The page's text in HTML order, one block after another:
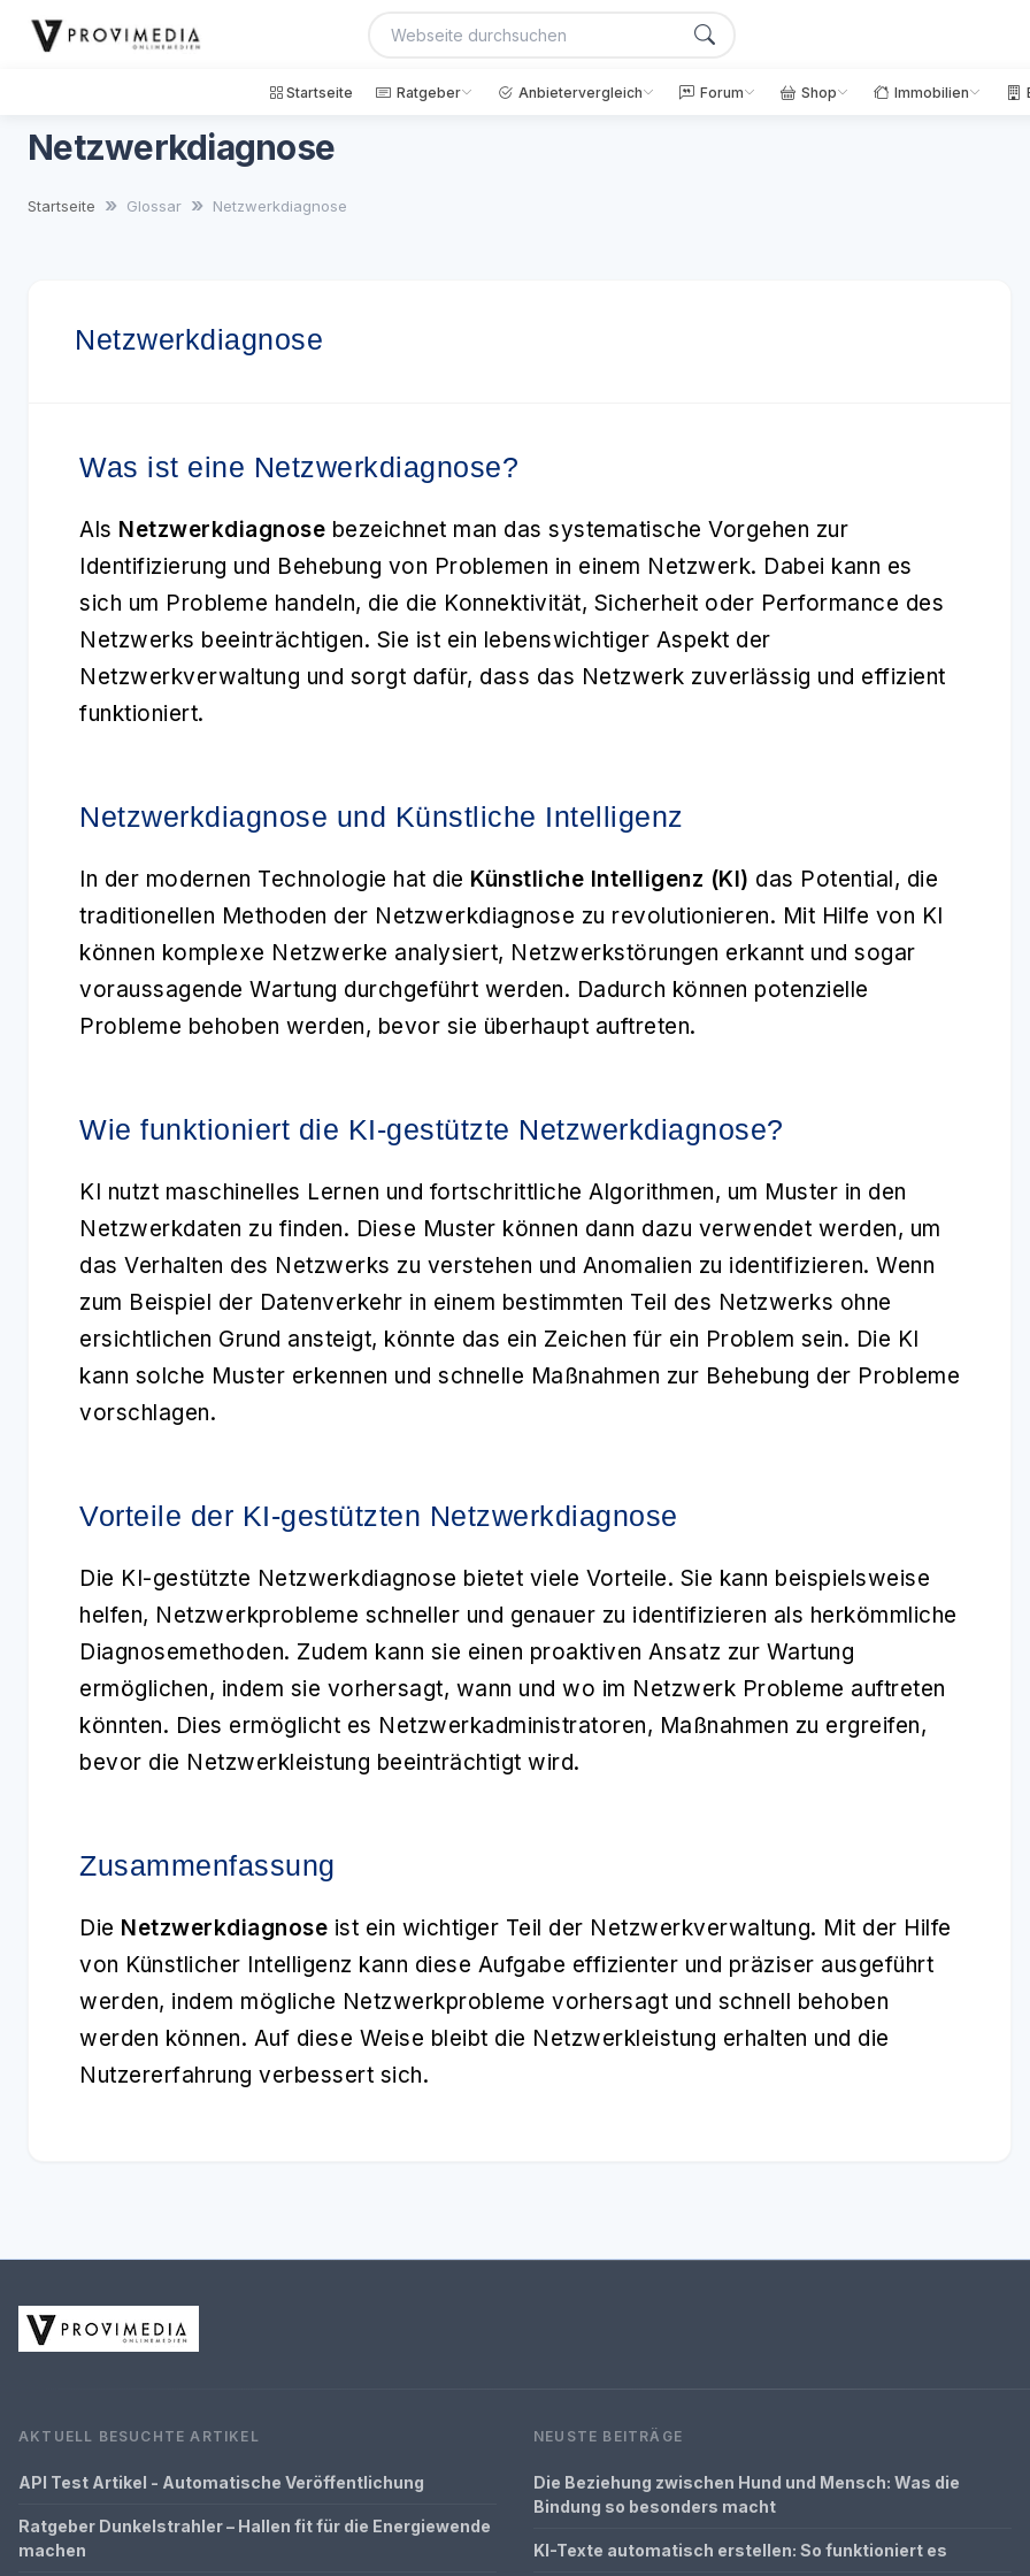
Startseite Ratgeber Anbietervergleich Forum Shop Immobilien
Netzwerkdiagnose
Startseite Glossar Netzwerkdiagnose
Netzwerkdiagnose
Was ist eine Netzwerkdiagnose?
Als Netzwerkdiagnose bezeichnet man das systematische Vorgehen zur
Identifizierung und Behebung von Problemen in einem Netzwerk. Dabei kann es
sich um Probleme handeln, die die Konnektivität, Sicherheit oder Performance des
Netzwerks beeinträchtigen. Sie ist ein lebenswichtiger Aspekt der
Netzwerkverwaltung und sorgt dafür, dass das Netzwerk zuverlässig und effizient
funktioniert.
Netzwerkdiagnose und Künstliche Intelligenz
In der modernen Technologie hat die Künstliche Intelligenz (KI) das Potential, die
traditionellen Methoden der Netzwerkdiagnose zu revolutionieren. Mit Hilfe von KI
können komplexe Netzwerke analysiert, Netzwerkstörungen erkannt und sogar
voraussagende Wartung durchgeführt werden. Dadurch können potenzielle
Probleme behoben werden, bevor sie überhaupt auftreten.
Wie funktioniert die KI-gestützte Netzwerkdiagnose?
KI nutzt maschinelles Lernen und fortschrittliche Algorithmen, um Muster in den
Netzwerkdaten zu finden. Diese Muster können dann dazu verwendet werden, um
das Verhalten des Netzwerks zu verstehen und Anomalien zu identifizieren. Wenn
zum Beispiel der Datenverkehr in einem bestimmten Teil des Netzwerks ohne
ersichtlichen Grund ansteigt, könnte das ein Zeichen für ein Problem sein. Die KI
kann solche Muster erkennen und schnelle Maßnahmen zur Behebung der Probleme
vorschlagen.
Vorteile der KI-gestützten Netzwerkdiagnose
Die KI-gestützte Netzwerkdiagnose bietet viele Vorteile. Sie kann beispielsweise
helfen, Netzwerkprobleme schneller und genauer zu identifizieren als herkömmliche
Diagnosemethoden. Zudem kann sie einen proaktiven Ansatz zur Wartung
ermöglichen, indem sie vorhersagt, wann und wo im Netzwerk Probleme auftreten
könnten. Dies ermöglicht es Netzwerkadministratoren, Maßnahmen zu ergreifen,
bevor die Netzwerkleistung beeinträchtigt wird.
Zusammenfassung
Die Netzwerkdiagnose ist ein wichtiger Teil der Netzwerkverwaltung. Mit der Hilfe
von Künstlicher Intelligenz kann diese Aufgabe effizienter und präziser ausgeführt
werden, indem mögliche Netzwerkprobleme vorhersagt und schnell behoben
werden können. Auf diese Weise bleibt die Netzwerkleistung erhalten und die
Nutzererfahrung verbessert sich.
AKTUELL BESUCHTE ARTIKEL
API Test Artikel - Automatische Veröffentlichung
Ratgeber Dunkelstrahler – Hallen fit für die Energiewende
machen
NEUSTE BEITRÄGE
Die Beziehung zwischen Hund und Mensch: Was die
Bindung so besonders macht
KI-Texte automatisch erstellen: So funktioniert es